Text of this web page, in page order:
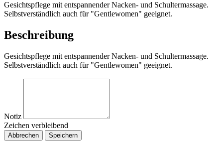
Gesichtspflege mit entspannender Nacken- und Schultermassage.
Selbstverständlich auch für "Gentlewomen" geeignet.
Beschreibung
Gesichtspflege mit entspannender Nacken- und Schultermassage.
Selbstverständlich auch für "Gentlewomen" geeignet.
Notiz
Zeichen verbleibend
Abbrechen Speichern